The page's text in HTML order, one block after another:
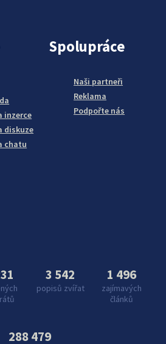
inzerce
diskuze
chatu
Spolupráce
Naši partneři
Reklama
Podpořte nás
3 542
popisů zvířat
1 496
zajímavých
článků
288 479